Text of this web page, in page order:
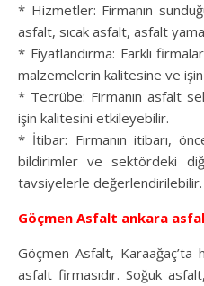
* Hizmetler: Firmanın
asfalt, sıcak asfalt, asfalt
* Fiyatlandırma: Farklı
malzemelerin kalitesine ve
* Tecrübe: Firmanın asfalt
işin kalitesini etkileyebilir.
* İtibar: Firmanın itibarı,
bildirimler ve sektördeki
tavsiyelerle değerlendirilebilir.
Göçmen Asfalt ankara
Göçmen Asfalt,
asfalt firmasıdır. Soğuk